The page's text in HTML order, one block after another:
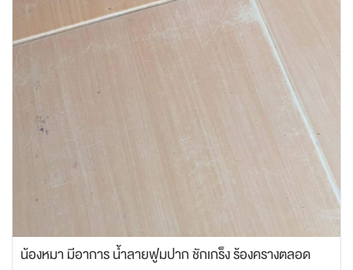
น้องหมา มีอาการ น้ำลายฟูมปาก ชักเกร็ง ร้องครางตลอด